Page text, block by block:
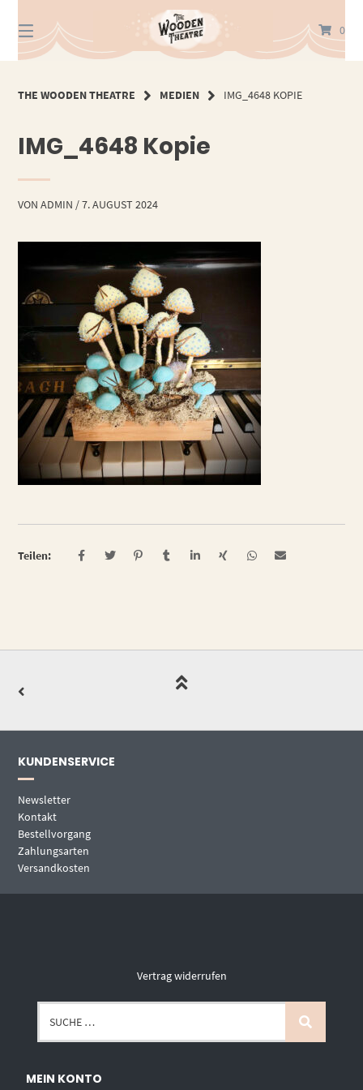
zum
Inhalt
0
THE WOODEN THEATRE MEDIEN IMG_4648 KOPIE
IMG_4648 Kopie
VONADMIN /7. AUGUST 2024
Teilen:
KUNDENSERVICE
Newsletter
Kontakt
Bestellvorgang
Zahlungsarten
Versandkosten
Vertrag widerrufen
MEIN KONTO